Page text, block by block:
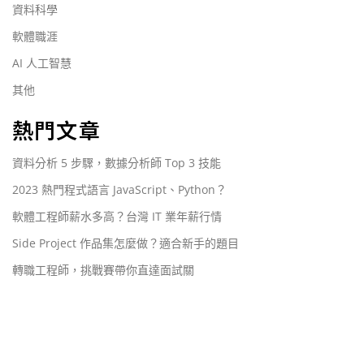
資料科學
軟體職涯
AI 人工智慧
其他
熱門文章
資料分析 5 步驟，數據分析師 Top 3 技能
2023 熱門程式語言 JavaScript、Python？
軟體工程師薪水多高？台灣 IT 業年薪行情
Side Project 作品集怎麼做？適合新手的題目
轉職工程師，挑戰賽帶你直達面試關